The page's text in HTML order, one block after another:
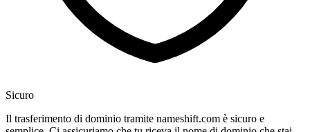
Sicuro
Il trasferimento di dominio tramite nameshift.com è sicuro e